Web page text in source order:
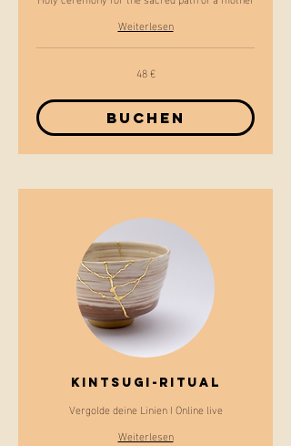
Weiterlesen
48 €
Buchen
Kintsugi-Ritual
Vergolde deine Linien I Online live
Weiterlesen